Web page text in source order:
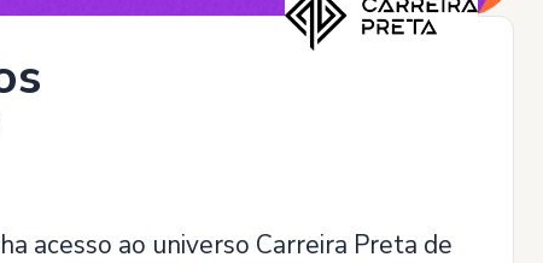
acesso ao universo Carreira Preta de